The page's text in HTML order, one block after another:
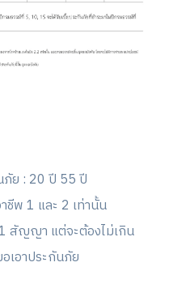
ภัย : 20 ปี 55 ปี
ชีพ 1 และ 2 เท่านั้น
สัญญา แต่จะต้องไม่เกิน
เอาประกันภัย